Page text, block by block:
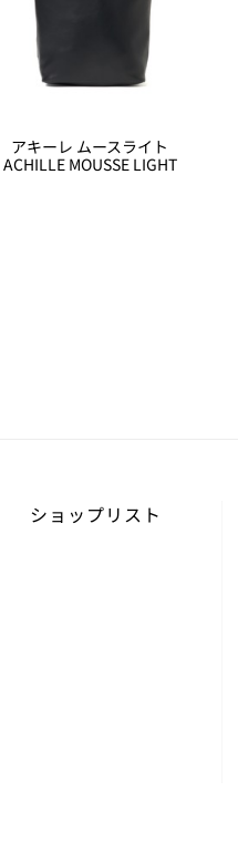
アキーレ ムースライト
ACHILLE MOUSSE LIGHT
ショップリスト